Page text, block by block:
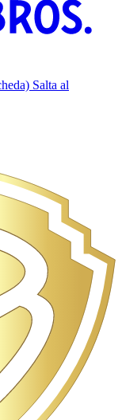
Salta al